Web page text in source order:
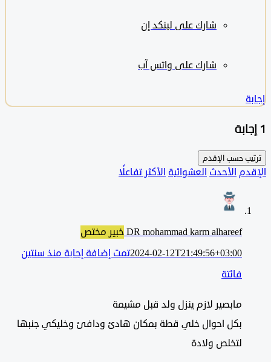
شارك على لينكد إن
شارك على واتس آب
حسبالإقدم
الأحدثالعشوائيةالأكثر تفاعلًا
DR mohammad karm alhareefخبير مختص
2024-02-12T21:49:56+03:00تمت إضافة إجابة منذ سنتين
مابصير لازم ينزل ولد قبل مشيمة
بكل احوال خلي قطة بمكان هادئ ودافئ وخليكي جنبها
لتخلص ولادة